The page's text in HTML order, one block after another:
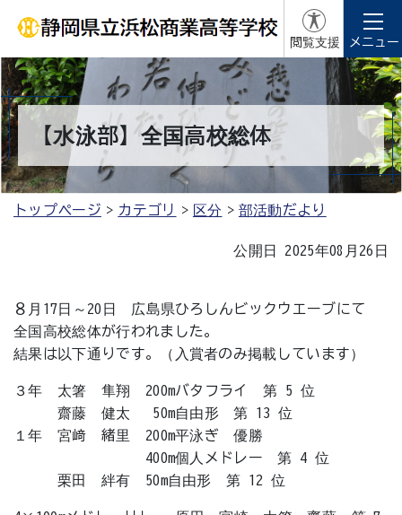
閲覧支援 メニュー
【水泳部】全国高校総体
トップページ カテゴリ 区分 部活動だより
公開日 2025年08月26日
８月17日～20日 広島県ひろしんビックウエーブにて
全国高校総体が行われました。
結果は以下通りです。（入賞者のみ掲載しています）
３年 太箸 隼翔 200mバタフライ 第 5 位
齋藤 健太 50m自由形 第 13 位
１年 宮﨑 緒里 200m平泳ぎ 優勝
400m個人メドレー 第 4 位
栗田 絆有 50m自由形 第 12 位